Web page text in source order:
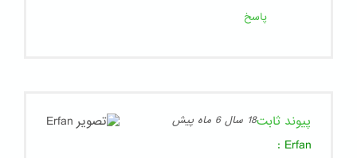
پاسخ
پیوند ثابت18 سال 6 ماه پیش
Erfan
: